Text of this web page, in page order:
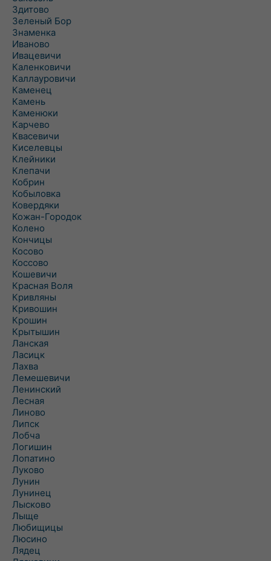
Здитово
Зеленый Бор
Знаменка
Иваново
Ивацевичи
Каленковичи
Каллауровичи
Каменец
Камень
Каменюки
Карчево
Квасевичи
Киселевцы
Клейники
Клепачи
Кобрин
Кобыловка
Ковердяки
Кожан-Городок
Колено
Кончицы
Косово
Коссово
Кошевичи
Красная Воля
Кривляны
Кривошин
Крошин
Крытышин
Ланская
Ласицк
Лахва
Лемешевичи
Ленинский
Лесная
Линово
Липск
Лобча
Логишин
Лопатино
Луково
Лунин
Лунинец
Лысково
Лыще
Любищицы
Люсино
Лядец